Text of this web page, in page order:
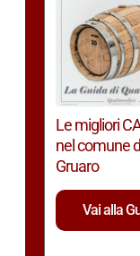
Le migliori
nel comune
Gruaro
Vai alla